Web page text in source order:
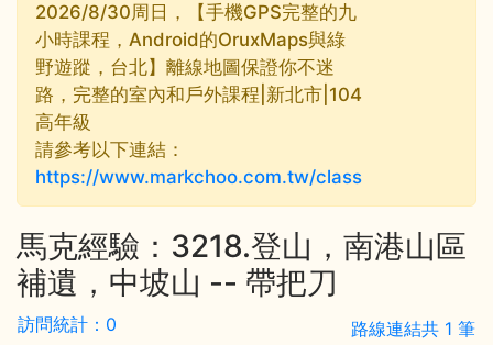
2026/8/30周日，【手機GPS完整的九
小時課程，Android的OruxMaps與綠
野遊蹤，台北】離線地圖保證你不迷
路，完整的室內和戶外課程|新北市|104
高年級
請參考以下連結：
https://www.markchoo.com.tw/class
馬克經驗：3218.登山，南港山區
補遺，中坡山 -- 帶把刀
訪問統計：0
路線連結共 1 筆